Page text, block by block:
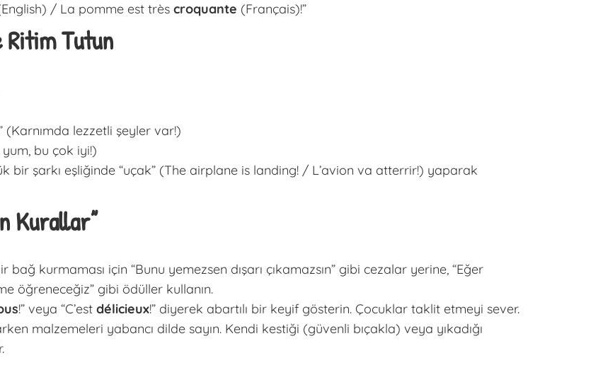
/ La pomme est très croquante (Français)!”
Tutun
(Karnımda lezzetli şeyler var!)
yum, bu çok iyi!)
bir şarkı eşliğinde “uçak” (The airplane is landing! / L’avion va atterrir!) yaparak
Kurallar”
bağ kurmaması için “Bunu yemezsen dışarı çıkamazsın” gibi cezalar yerine, “Eğer
öğreneceğiz” gibi ödüller kullanın.
!” veya “C’est délicieux!” diyerek abartılı bir keyif gösterin. Çocuklar taklit etmeyi sever.
malzemeleri yabancı dilde sayın. Kendi kestiği (güvenli bıçakla) veya yıkadığı